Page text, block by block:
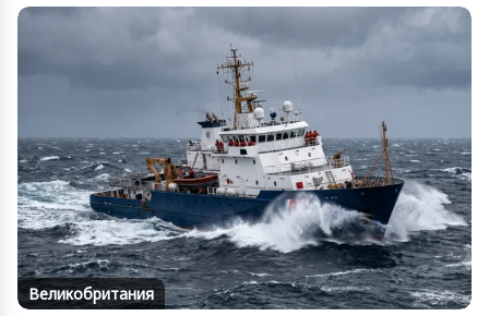
Великобритания